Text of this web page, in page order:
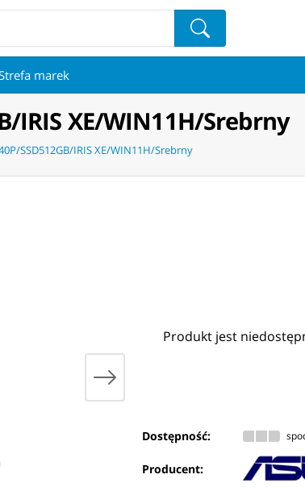
marek
IRIS XE/WIN11H/Srebrny
SSD512GB/IRIS XE/WIN11H/Srebrny
Produkt jest
Dostępność:
Producent: